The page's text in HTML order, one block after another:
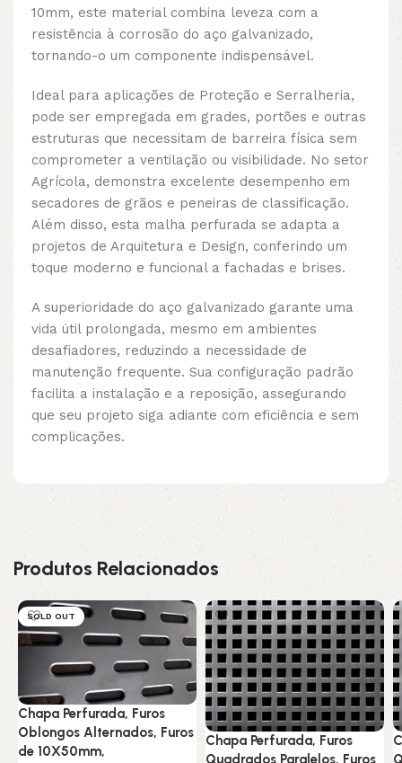
10mm, este material combina leveza com a
resistência à corrosão do aço galvanizado,
tornando-o um componente indispensável.
Ideal para aplicações de Proteção e Serralheria,
pode ser empregada em grades, portões e outras
estruturas que necessitam de barreira física sem
comprometer a ventilação ou visibilidade. No setor
Agrícola, demonstra excelente desempenho em
secadores de grãos e peneiras de classificação.
Além disso, esta malha perfurada se adapta a
projetos de Arquitetura e Design, conferindo um
toque moderno e funcional a fachadas e brises.
A superioridade do aço galvanizado garante uma
vida útil prolongada, mesmo em ambientes
desafiadores, reduzindo a necessidade de
manutenção frequente. Sua configuração padrão
facilita a instalação e a reposição, assegurando
que seu projeto siga adiante com eficiência e sem
complicações.
Produtos Relacionados
SOLD OUT
Chapa Perfurada, Furos
Oblongos Alternados, Furos
de 10X50mm,
Chapa Perfurada, Furos
Quadrados Paralelos, Furos